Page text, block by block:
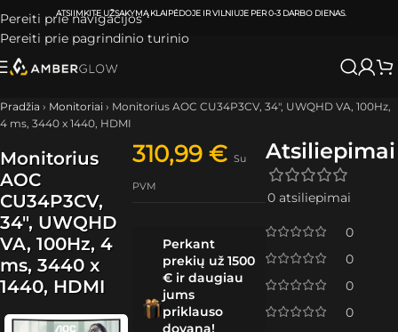
Pereiti prie navigacijos
Pereiti prie pagrindinio turinio
ATSIIMKITE UŽSAKYMĄKLAIPĖDOJE IR VILNIUJEPER0-3 DARBO DIENAS.
Pradžia › Monitoriai › Monitorius AOC CU34P3CV, 34″, UWQHD VA, 100Hz,
4 ms, 3440 x 1440, HDMI
Monitorius
AOC
CU34P3CV,
34″, UWQHD
VA, 100Hz, 4
ms, 3440 x
1440, HDMI
310,99€ Su
PVM
Perkant
prekių už 1500
€ ir daugiau
jums
priklauso
dovana!
Atsiliepimai
0 atsiliepimai
0
0
0
0